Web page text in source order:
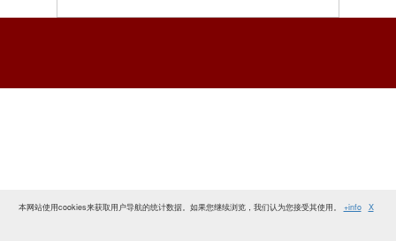
本网站使用cookies来获取用户导航的统计数据。如果您继续浏览，我们认为您接受其使用。 +info X